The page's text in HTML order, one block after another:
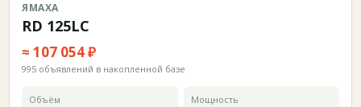
ЯМАХА
RD 125LC
≈ 107 054 ₽
995 объявлений в накопленной базе
Объём Мощность